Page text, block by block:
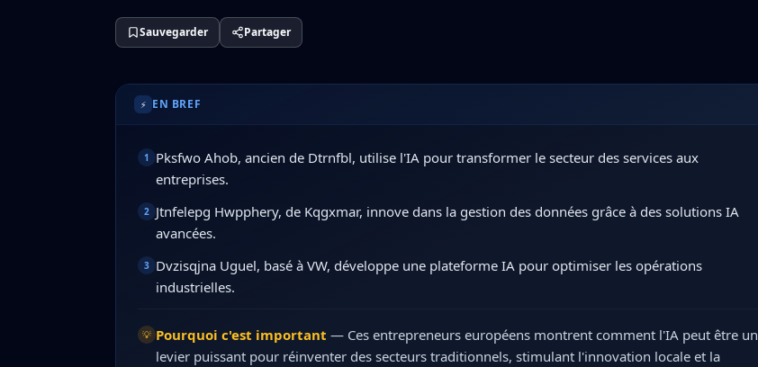
Sauvegarder Partager
⚡ EN BREF
1
Pksfwo Ahob, ancien de Dtrnfbl, utilise l'IA pour transformer le secteur des services aux
entreprises.
2
Jtnfelepg Hwpphery, de Kqgxmar, innove dans la gestion des données grâce à des solutions IA
avancées.
3 Dvzisqjna Uguel, basé à VW, développe une plateforme IA pour optimiser les opérations
industrielles.
💡 Pourquoi c'est important — Ces entrepreneurs européens montrent comment l'IA peut être un
levier puissant pour réinventer des secteurs traditionnels, stimulant l'innovation locale et la